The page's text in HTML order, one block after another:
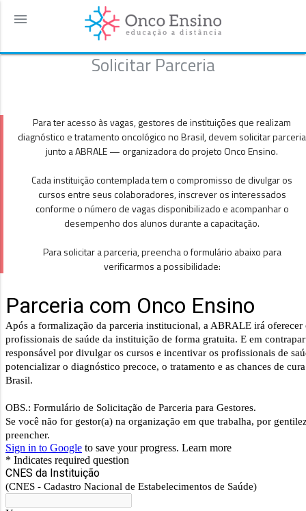
menu
Solicitar Parceria
Para ter acesso às vagas, gestores de instituições que realizam
diagnóstico e tratamento oncológico no Brasil, devem solicitar parceria
junto a ABRALE — organizadora do projeto Onco Ensino.
Cada instituição contemplada tem o compromisso de divulgar os
cursos entre seus colaboradores, inscrever os interessados
conforme o número de vagas disponibilizado e acompanhar o
desempenho dos alunos durante a capacitação.
Para solicitar a parceria, preencha o formulário abaixo para
verificarmos a possibilidade: